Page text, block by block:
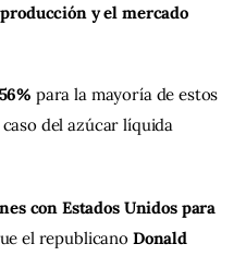
y el mercado
para la mayoría de estos
del azúcar líquida
con Estados Unidos para
el republicano Donald